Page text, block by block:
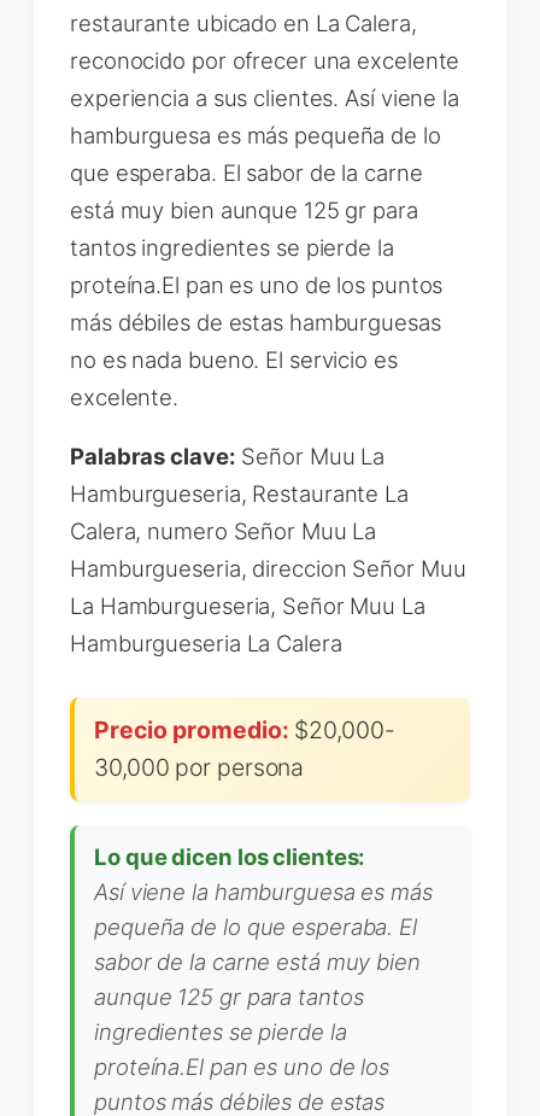
restaurante ubicado en La Calera,
reconocido por ofrecer una excelente
experiencia a sus clientes. Así viene la
hamburguesa es más pequeña de lo
que esperaba. El sabor de la carne
está muy bien aunque 125 gr para
tantos ingredientes se pierde la
proteína.El pan es uno de los puntos
más débiles de estas hamburguesas
no es nada bueno. El servicio es
excelente.
Palabras clave: Señor Muu La
Hamburgueseria, Restaurante La
Calera, numero Señor Muu La
Hamburgueseria, direccion Señor Muu
La Hamburgueseria, Señor Muu La
Hamburgueseria La Calera
Precio promedio: $20,000-
30,000 por persona
Lo que dicen los clientes:
Así viene la hamburguesa es más
pequeña de lo que esperaba. El
sabor de la carne está muy bien
aunque 125 gr para tantos
ingredientes se pierde la
proteína.El pan es uno de los
puntos más débiles de estas